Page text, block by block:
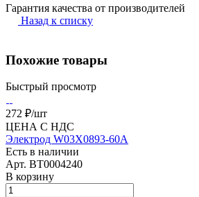
Гарантия качества от производителей
Назад к списку
Похожие товары
Быстрый просмотр
272 ₽/шт
ЦЕНА С НДС
Электрод W03X0893-60A
Есть в наличии
Арт. BT0004240
В корзину